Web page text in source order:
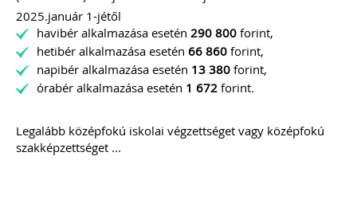
MEGRENDELEM
Még több szakmai kiadvány »
2025.január 1-jétől
havibér alkalmazása esetén 290 800 forint,
hetibér alkalmazása esetén 66 860 forint,
napibér alkalmazása esetén 13 380 forint,
órabér alkalmazása esetén 1 672 forint.
Legalább középfokú iskolai végzettséget vagy középfokú
szakképzettséget ...